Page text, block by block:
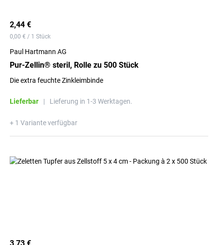
2,44 €
0,00 € / 1 Stück
Paul Hartmann AG
Pur-Zellin® steril, Rolle zu 500 Stück
Die extra feuchte Zinkleimbinde
Lieferbar | Lieferung in 1-3 Werktagen.
+ 1 Variante verfügbar